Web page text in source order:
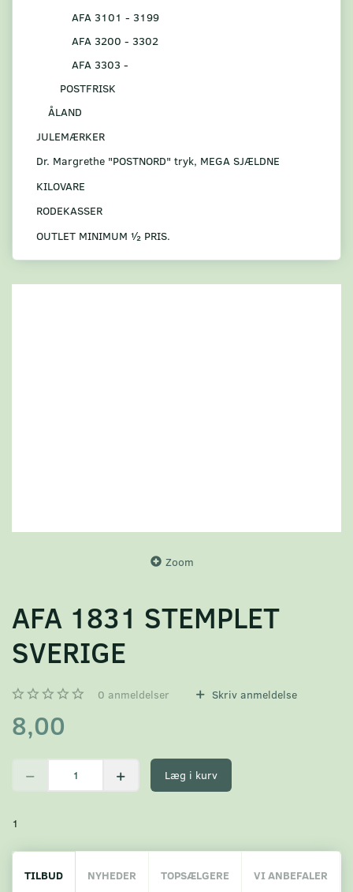
AFA 3101 - 3199
AFA 3200 - 3302
AFA 3303 -
POSTFRISK
ÅLAND
JULEMÆRKER
Dr. Margrethe "POSTNORD" tryk, MEGA SJÆLDNE
KILOVARE
RODEKASSER
OUTLET MINIMUM ½ PRIS.
Zoom
AFA 1831 STEMPLET
SVERIGE
0 anmeldelser Skriv anmeldelse
8,00
Læg i kurv
1
TILBUD NYHEDER TOPSÆLGERE VI ANBEFALER